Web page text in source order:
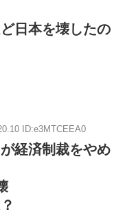
日本を壊したの
ID:e3MTCEEA0
経済制裁をやめ